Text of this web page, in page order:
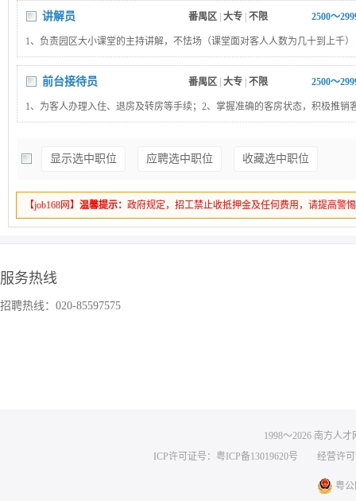
保账目清晰。
讲解员 番禺区 大专 不限 2500～
1、负责园区大小课堂的主持讲解，不怯场（课堂面对客人人数为几十到上千
提供科普知识讲解、园区咨询答疑，并做好游客安全看护及提示。(口齿清晰、
先) 前台接待员 番禺区 大专 不限 2500～
1、为客人办理入住、退房及转房等手续；2、掌握准确的客房状态，积极推销
目；3、灵活处理客人提出的要求。
显示选中职位 应聘选中职位 收藏选中职位
【job168网】 温馨提示： 政府规定，招工禁止收抵押金及任何费用，请提高警
服务热线
招聘热线：020-85597575
1998～2026 南方人才
ICP许可证号：粤ICP备13019620号 经营许可
粤公